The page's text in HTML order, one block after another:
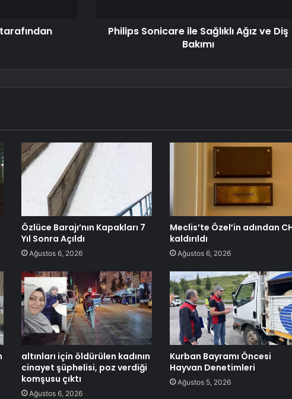
Philips Sonicare ile Sağlıklı Ağız ve Diş
Bakımı
Özlüce Barajı’nın Kapakları 7
Yıl Sonra Açıldı
Ağustos 6, 2026
Meclis’te Özel’in adından
kaldırıldı
Ağustos 6, 2026
altınları için öldürülen kadının
cinayet şüphelisi, poz verdiği
komşusu çıktı
Ağustos 6, 2026
Kurban Bayramı Öncesi
Hayvan Denetimleri
Ağustos 5, 2026